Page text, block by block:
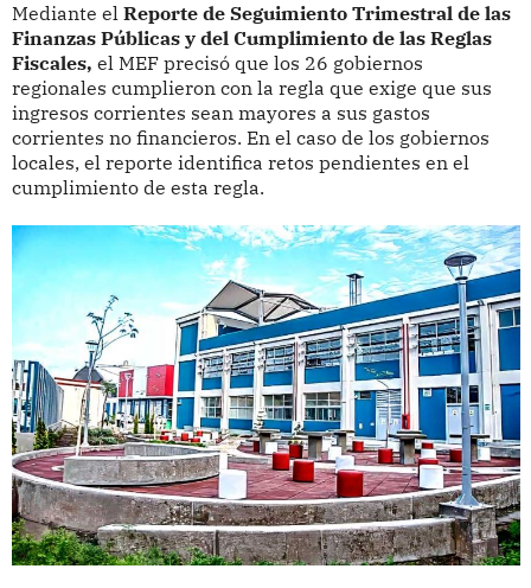
Mediante el Reporte de Seguimiento Trimestral de las
Finanzas Públicas y del Cumplimiento de las Reglas
Fiscales, el MEF precisó que los 26 gobiernos
regionales cumplieron con la regla que exige que sus
ingresos corrientes sean mayores a sus gastos
corrientes no financieros. En el caso de los gobiernos
locales, el reporte identifica retos pendientes en el
cumplimiento de esta regla.